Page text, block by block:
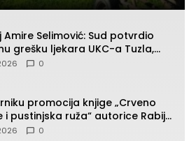
Amire Selimović: Sud potvrdio
grešku ljekara UKC-a Tuzla,
dokaz ostala obdukcija
0
promocija knjige „Crveno
i pustinjska ruža“ autorice Rabije
0